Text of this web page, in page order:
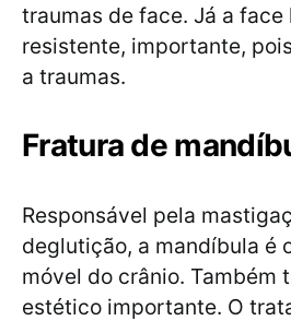
traumas de face. Já a face
resistente, importante,
a traumas.
Fratura de
Responsável pela
deglutição, a mandíbula é
móvel do crânio. Também
estético importante. O